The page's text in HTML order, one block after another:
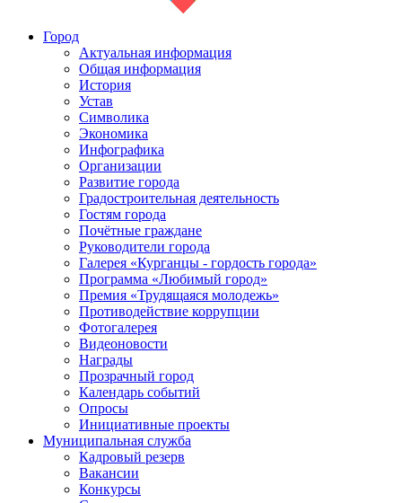
Город
Актуальная информация
Общая информация
История
Устав
Символика
Экономика
Инфографика
Организации
Развитие города
Градостроительная деятельность
Гостям города
Почётные граждане
Руководители города
Галерея «Курганцы - гордость города»
Программа «Любимый город»
Премия «Трудящаяся молодежь»
Противодействие коррупции
Фотогалерея
Видеоновости
Награды
Прозрачный город
Календарь событий
Опросы
Инициативные проекты
Муниципальная служба
Кадровый резерв
Вакансии
Конкурсы